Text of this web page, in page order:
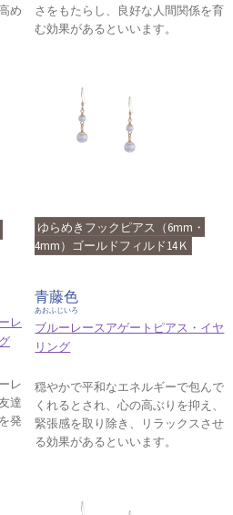
め
さをもたらし、良好な人間関係を育
む効果があるといいます。
レ
レ
達
発
ゆらめきフックピアス（6mm・
4mm）ゴールドフィルド14Ｋ
青藤色
あおふじいろ
ブルーレースアゲートピアス・イヤ
リング
穏やかで平和なエネルギーで包んで
くれるとされ、心の高ぶりを抑え、
緊張感を取り除き、リラックスさせ
る効果があるといいます。